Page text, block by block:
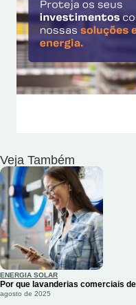
Veja Também
ENERGIA SOLAR
Por que lavanderias comerciais
agosto de 2025